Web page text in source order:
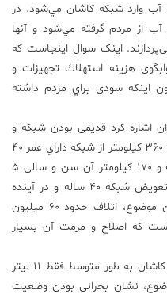
180 ليتر در ثانيه آب وارد شبكه كاشان مي‌شود. در
از مردم گرفته مي‌شود و آنها
ليتر بر ثانيه می‌پردازند. اینک سوال اینجاست که
جوابگوی هزينه استهلاك تجهيزات و
اينكه سودی براي مردم داشته
اشاره کرد قدیمی بودن شبكه و
تأسيسات آبرساني در شهر كاشان است؛ 360 كيلومتر از شبكه داراي عمر 40
ساله و 350 كيلومتر با قدمتی 10 ساله و 170 كيلومتر آن سن و سالی 5
ساله دارند. مشكل شركت در رابطه با تعويض شبكه 40 ساله و در آينده
نزديك شبكه 10 ساله است. پی‌آمد این موضوع، اتلاف حدود 60 میلیون
كه اصلاح و مرمت آن بسیار
از مجموع 80 چاه شرکت آب و فاضلاب کاشان به طور متوسط فقط 11 لیتر
نشان بحرانی بودن وضعیت